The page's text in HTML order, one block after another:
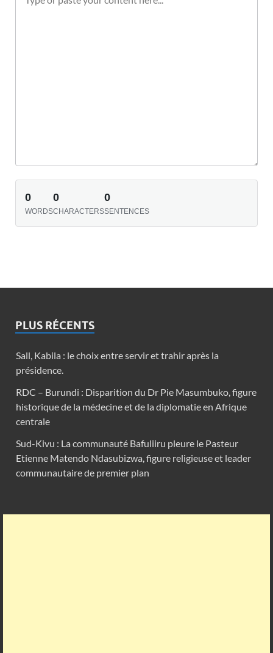
0
WORDS
0
CHARACTERS
0
SENTENCES
PLUS RÉCENTS
Sall, Kabila : le choix entre servir et trahir après la
présidence.
RDC – Burundi : Disparition du Dr Pie Masumbuko, figure
historique de la médecine et de la diplomatie en Afrique
centrale
Sud-Kivu : La communauté Bafuliiru pleure le Pasteur
Etienne Matendo Ndasubizwa, figure religieuse et leader
communautaire de premier plan